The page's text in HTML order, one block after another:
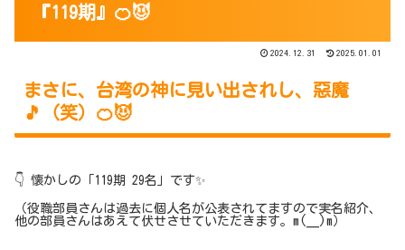
『119期』🍊😈
2024.12.31 2025.01.01
まさに、台湾の神に見い出されし、惡魔
🎵（笑）🍊😈
👇 懐かしの「119期 29名」です✨
（役職部員さんは過去に個人名が公表されてますので実名紹介、
他の部員さんはあえて伏せさせていただきます。m(__)m）